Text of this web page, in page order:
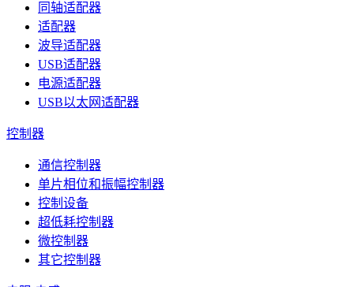
同轴适配器
适配器
波导适配器
USB适配器
电源适配器
USB以太网适配器
控制器
通信控制器
单片相位和振幅控制器
控制设备
超低耗控制器
微控制器
其它控制器